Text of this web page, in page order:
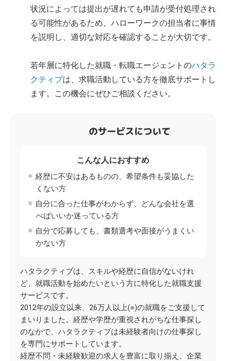
状況によっては提出が遅れても申請が受付処理され
る可能性があるため、ハローワークの担当者に事情
を説明し、適切な対応を確認することが大切です。
若年層に特化した就職・転職エージェントのハタラ
クティブは、求職活動している方を徹底サポートし
ます。この機会にぜひご相談ください。
のサービスについて
こんな人におすすめ
経歴に不安はあるものの、希望条件も妥協した
くない方
自分に合った仕事がわからず、どんな会社を選
べばいいか迷っている方
自分で応募しても、書類選考や面接がうまくい
かない方
ハタラクティブは、スキルや経歴に自信がないけれ
ど、就職活動を始めたいという方に特化した就職支援
サービスです。
2012年の設立以来、26万人以上(※)の就職をご支援して
まいりました。経歴や学歴が重視されがちな仕事探し
のなかで、ハタラクティブは未経験者向けの仕事探し
を専門にサポートしています。
経歴不問・未経験歓迎の求人を豊富に取り揃え、企業